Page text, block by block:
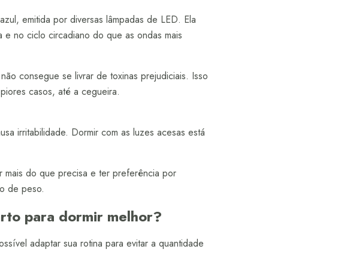
emitida por diversas lâmpadas de LED. Ela
no ciclo circadiano do que as ondas mais
consegue se livrar de toxinas prejudiciais. Isso
casos, até a cegueira.
irritabilidade. Dormir com as luzes acesas está
mais do que precisa e ter preferência por
de peso.
para dormir melhor?
adaptar sua rotina para evitar a quantidade